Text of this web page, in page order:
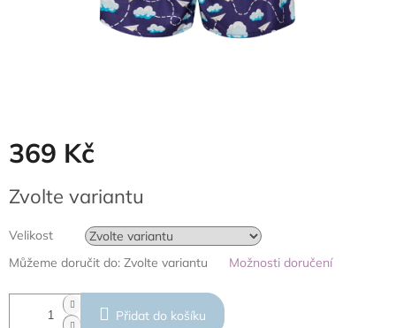
369 Kč
cena:
Zvolte variantu
Velikost
Můžeme doručit do: Zvolte variantu Možnosti doručení
Přidat do košíku